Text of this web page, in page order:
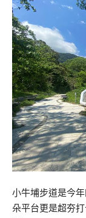
小牛埔步道是今
朵平台更是超夯